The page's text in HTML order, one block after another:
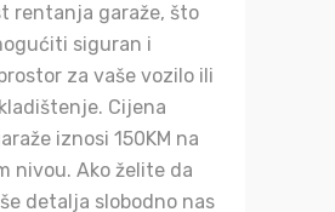
rentanja garaže, što
siguran i
za vaše vozilo ili
Cijena
iznosi 150KM na
nivou. Ako želite da
detalja slobodno nas